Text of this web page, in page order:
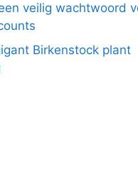
veilig wachtwoord
Birkenstock plant